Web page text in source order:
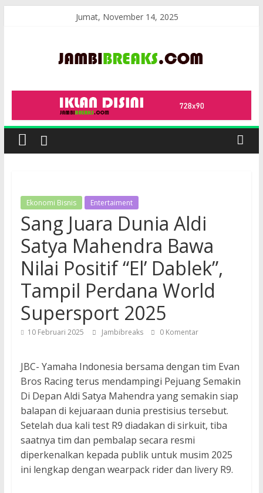
Jumat, November 14, 2025
JambiBreaks
Ekonomi Bisnis Entertaiment
Sang Juara Dunia Aldi
Satya Mahendra Bawa
Nilai Positif “El’ Dablek”,
Tampil Perdana World
Supersport 2025
10 Februari 2025 Jambibreaks 0 Komentar
JBC- Yamaha Indonesia bersama dengan tim Evan
Bros Racing terus mendampingi Pejuang Semakin
Di Depan Aldi Satya Mahendra yang semakin siap
balapan di kejuaraan dunia prestisius tersebut.
Setelah dua kali test R9 diadakan di sirkuit, tiba
saatnya tim dan pembalap secara resmi
diperkenalkan kepada publik untuk musim 2025
ini lengkap dengan wearpack rider dan livery R9.